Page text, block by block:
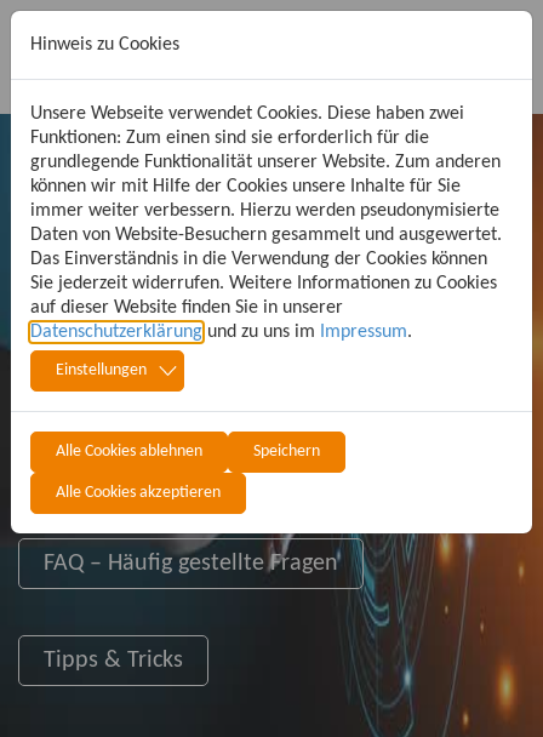
G&W Hilfecenter
California - AVA und Kostenplanung in
Zeiten von BIM
FAQ – Häufig gestellte Fragen
Tipps & Tricks
Hinweis zu Cookies
Unsere Webseite verwendet Cookies. Diese haben zwei
Funktionen: Zum einen sind sie erforderlich für die
grundlegende Funktionalität unserer Website. Zum anderen
können wir mit Hilfe der Cookies unsere Inhalte für Sie
immer weiter verbessern. Hierzu werden pseudonymisierte
Daten von Website-Besuchern gesammelt und ausgewertet.
Das Einverständnis in die Verwendung der Cookies können
Sie jederzeit widerrufen. Weitere Informationen zu Cookies
auf dieser Website finden Sie in unserer
Datenschutzerklärung und zu uns im Impressum.
Einstellungen
Alle Cookies ablehnen Speichern
Alle Cookies akzeptieren